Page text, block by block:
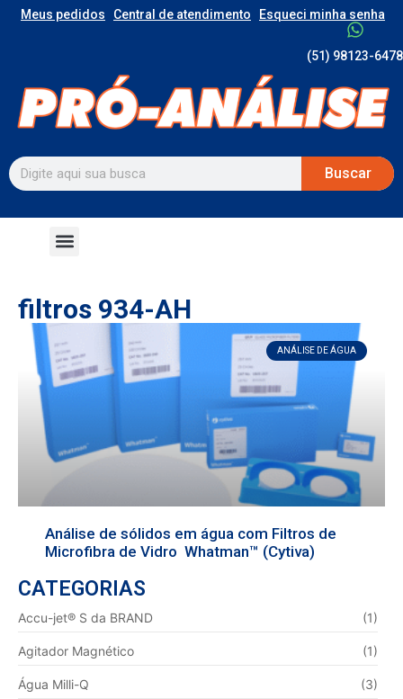
Meus pedidos Central de atendimento Esqueci minha senha
(51) 98123-6478
Buscar
filtros 934-AH
ANÁLISE DE ÁGUA
Análise de sólidos em água com Filtros de
Microfibra de Vidro Whatman™ (Cytiva)
CATEGORIAS
Accu-jet® S da BRAND (1)
Agitador Magnético (1)
Água Milli-Q (3)